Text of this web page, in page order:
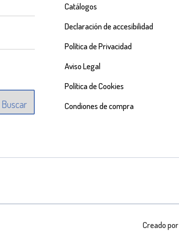
Buscar
Catálogos
Declaración de accesibilidad
Política de Privacidad
Aviso Legal
Política de Cookies
Condiones de compra
Creado por